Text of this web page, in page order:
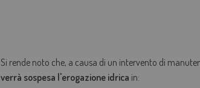
Si rende noto che, a causa di un intervento di
verrà sospesa l'erogazione idrica in: